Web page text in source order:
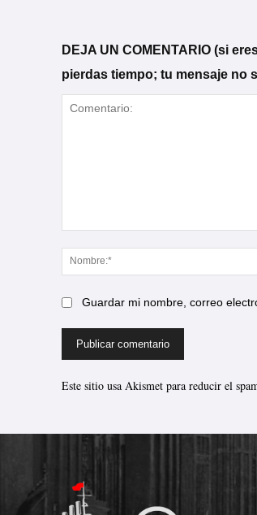
DEJA UN COMENTARIO (si
pierdas tiempo; tu mensaje no
Guardar mi nombre, correo
Este sitio usa Akismet para reducir el